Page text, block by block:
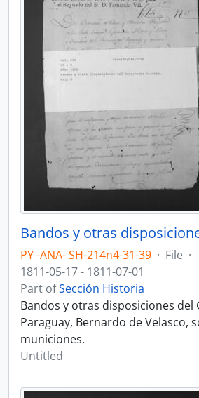
PY -ANA- SH-214n4-31-39 · File ·
1811-05-17 - 1811-07-01
Part ofSección Historia
Bandos y otras disposiciones del
Paraguay, Bernardo de Velasco,
municiones.
Untitled